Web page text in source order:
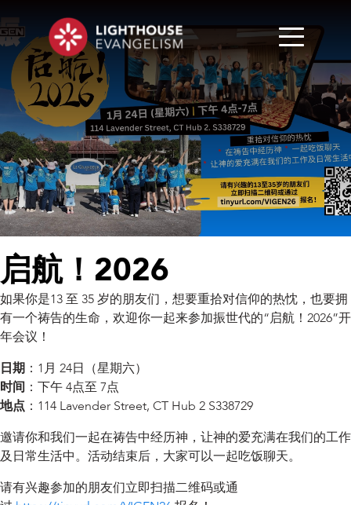
启航！2026
如果你是13 至 35 岁的朋友们，想要重拾对信仰的热忱，也要拥
有一个祷告的生命，欢迎你一起来参加振世代的“启航！2026”开
年会议！
日期 ：1月 24日（星期六）
时间 ：下午 4点至 7点
地点 ：114 Lavender Street, CT Hub 2 S338729
邀请你和我们一起在祷告中经历神，让神的爱充满在我们的工作
及日常生活中。活动结束后，大家可以一起吃饭聊天。
请有兴趣参加的朋友们立即扫描二维码或通